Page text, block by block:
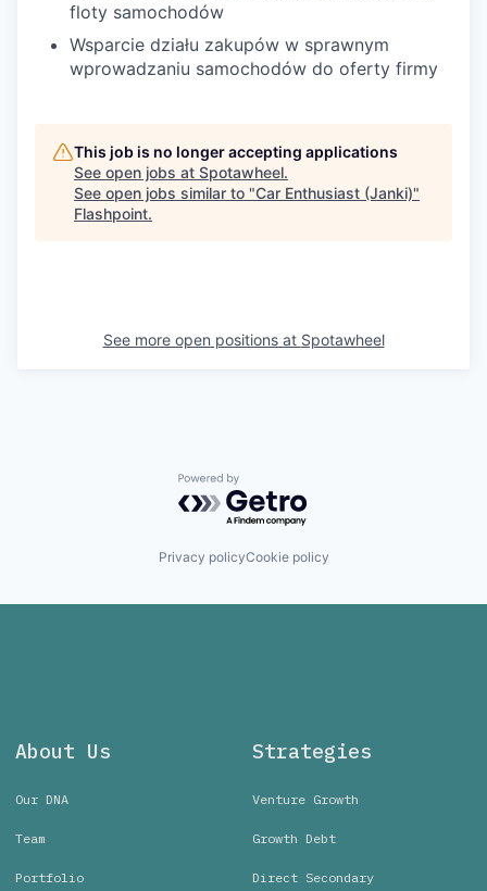
floty samochodów
Wsparcie działu zakupów w sprawnym
wprowadzaniu samochodów do oferty firmy
This job is no longer accepting applications
See open jobs at Spotawheel.
See open jobs similar to "Car Enthusiast (Janki)"
Flashpoint.
See more open positions at Spotawheel
Powered by Getro.com
Privacy policyCookie policy
About Us
Our DNA
Team
Portfolio
Strategies
Venture Growth
Growth Debt
Direct Secondary